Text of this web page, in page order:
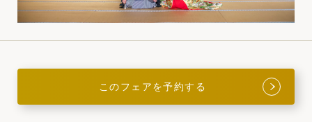
このフェアを予約する